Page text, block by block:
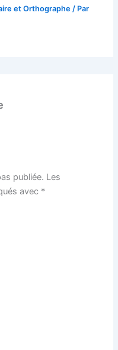
et Orthographe / Par
publiée. Les
avec *